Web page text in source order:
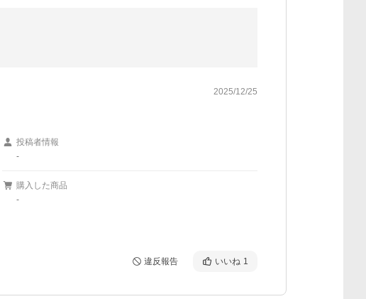
2025/12/25
投稿者情報
-
購入した商品
-
違反報告 いいね 1